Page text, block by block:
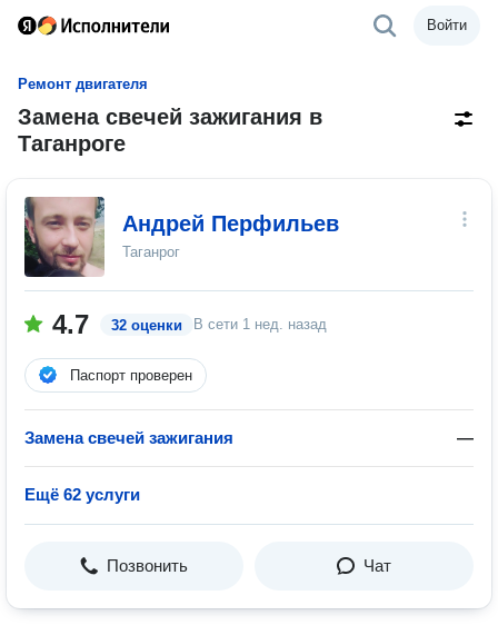
Войти
Ремонт двигателя
Замена свечей зажигания в
Таганроге
Андрей Перфильев
Таганрог
4.7 32 оценки В сети 1 нед. назад
Паспорт проверен
Замена свечей зажигания —
Ещё 62 услуги
Позвонить Чат